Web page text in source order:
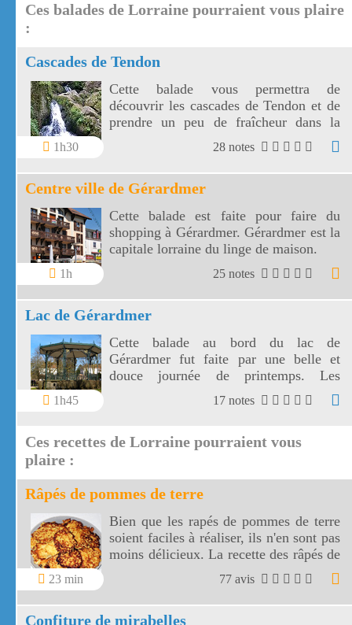
Ces balades de Lorraine pourraient vous plaire
:
Cascades de Tendon
1h30
Cette balade vous permettra de
découvrir les cascades de Tendon et de
prendre un peu de fraîcheur dans la
forêt vosgienne entre la petite et la
grande cascade de Tendon.
28 notes
Centre ville de Gérardmer
1h
Cette balade est faite pour faire du
shopping à Gérardmer. Gérardmer est la
capitale lorraine du linge de maison.
25 notes
Lac de Gérardmer
1h45
Cette balade au bord du lac de
Gérardmer fut faite par une belle et
douce journée de printemps. Les
activités aquatiques sont multiples au
bord du lac de Gérardmer.
17 notes
Ces recettes de Lorraine pourraient vous
plaire :
Râpés de pommes de terre
23 min
Bien que les rapés de pommes de terre
soient faciles à réaliser, ils n'en sont pas
moins délicieux. La recette des râpés de
pommes de terre a pour base des
produits de la région Lorraine, plus
précisément des Vosges.
77 avis
Confiture de mirabelles